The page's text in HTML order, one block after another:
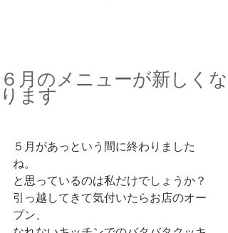
６月のメニューが新しくな
ります
５月があっという間に終わりました
ね。
と思っているのは私だけでしょうか？
引っ越してきて気付いたらお店のオー
プン、